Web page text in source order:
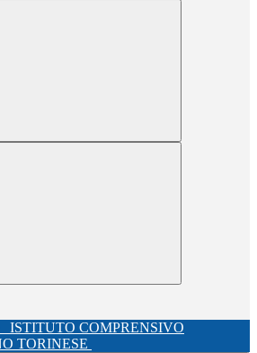
ISTITUTO COMPRENSIVO
TORINESE